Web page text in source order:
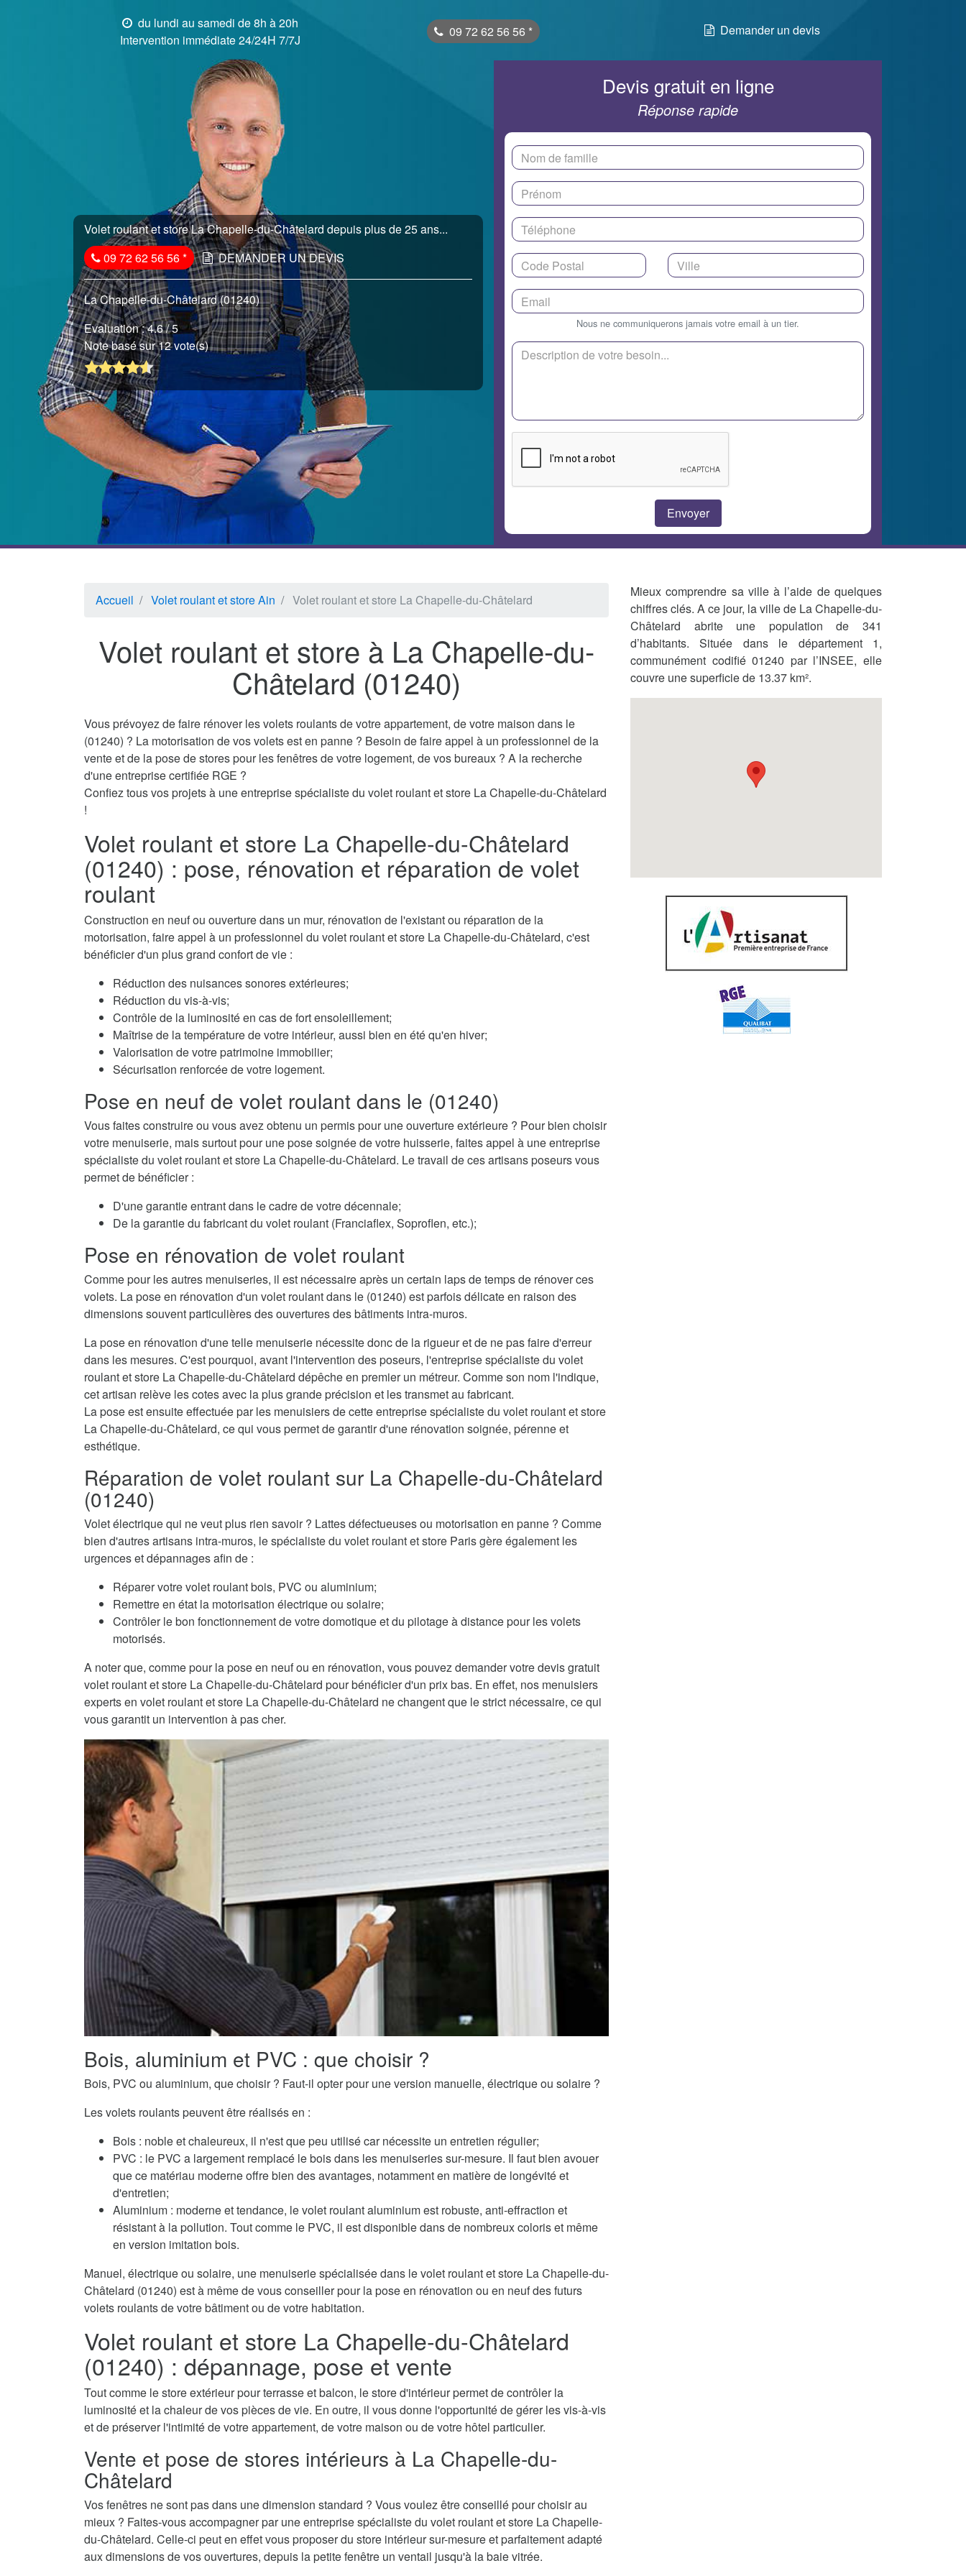
du lundi au samedi de 8h à 20h
Intervention immédiate 24/24H 7/7J
09 72 62 56 56 * Demander un devis
Volet roulant et store La Chapelle-du-Châtelard depuis plus de 25 ans...
09 72 62 56 56* DEMANDER UN DEVIS
La Chapelle-du-Châtelard (01240)
Evaluation :4.6/ 5
Note basé sur 12 vote(s)
Devis gratuit en ligne
Réponse rapide
Nous ne communiquerons jamais votre email à un tier.
Accueil Volet roulant et store Ain Volet roulant et store La Chapelle-du-Châtelard
Volet roulant et store à La Chapelle-du-
Châtelard (01240)
Vous prévoyez de faire rénover les volets roulants de votre appartement, de votre maison dans le
(01240) ? La motorisation de vos volets est en panne ? Besoin de faire appel à un professionnel de la
vente et de la pose de stores pour les fenêtres de votre logement, de vos bureaux ? A la recherche
d'une entreprise certifiée RGE ?
Confiez tous vos projets à une entreprise spécialiste du volet roulant et store La Chapelle-du-Châtelard
!
Volet roulant et store La Chapelle-du-Châtelard
(01240) : pose, rénovation et réparation de volet
roulant
Construction en neuf ou ouverture dans un mur, rénovation de l'existant ou réparation de la
motorisation, faire appel à un professionnel du volet roulant et store La Chapelle-du-Châtelard, c'est
bénéficier d'un plus grand confort de vie :
Réduction des nuisances sonores extérieures;
Réduction du vis-à-vis;
Contrôle de la luminosité en cas de fort ensoleillement;
Maîtrise de la température de votre intérieur, aussi bien en été qu'en hiver;
Valorisation de votre patrimoine immobilier;
Sécurisation renforcée de votre logement.
Pose en neuf de volet roulant dans le (01240)
Vous faites construire ou vous avez obtenu un permis pour une ouverture extérieure ? Pour bien choisir
votre menuiserie, mais surtout pour une pose soignée de votre huisserie, faites appel à une entreprise
spécialiste du volet roulant et store La Chapelle-du-Châtelard. Le travail de ces artisans poseurs vous
permet de bénéficier :
D'une garantie entrant dans le cadre de votre décennale;
De la garantie du fabricant du volet roulant (Franciaflex, Soproflen, etc.);
Pose en rénovation de volet roulant
Comme pour les autres menuiseries, il est nécessaire après un certain laps de temps de rénover ces
volets. La pose en rénovation d'un volet roulant dans le (01240) est parfois délicate en raison des
dimensions souvent particulières des ouvertures des bâtiments intra-muros.
La pose en rénovation d'une telle menuiserie nécessite donc de la rigueur et de ne pas faire d'erreur
dans les mesures. C'est pourquoi, avant l'intervention des poseurs, l'entreprise spécialiste du volet
roulant et store La Chapelle-du-Châtelard dépêche en premier un métreur. Comme son nom l'indique,
cet artisan relève les cotes avec la plus grande précision et les transmet au fabricant.
La pose est ensuite effectuée par les menuisiers de cette entreprise spécialiste du volet roulant et store
La Chapelle-du-Châtelard, ce qui vous permet de garantir d'une rénovation soignée, pérenne et
esthétique.
Réparation de volet roulant sur La Chapelle-du-Châtelard
(01240)
Volet électrique qui ne veut plus rien savoir ? Lattes défectueuses ou motorisation en panne ? Comme
bien d'autres artisans intra-muros, le spécialiste du volet roulant et store Paris gère également les
urgences et dépannages afin de :
Réparer votre volet roulant bois, PVC ou aluminium;
Remettre en état la motorisation électrique ou solaire;
Contrôler le bon fonctionnement de votre domotique et du pilotage à distance pour les volets
motorisés.
A noter que, comme pour la pose en neuf ou en rénovation, vous pouvez demander votre devis gratuit
volet roulant et store La Chapelle-du-Châtelard pour bénéficier d'un prix bas. En effet, nos menuisiers
experts en volet roulant et store La Chapelle-du-Châtelard ne changent que le strict nécessaire, ce qui
vous garantit un intervention à pas cher.
Bois, aluminium et PVC : que choisir ?
Bois, PVC ou aluminium, que choisir ? Faut-il opter pour une version manuelle, électrique ou solaire ?
Les volets roulants peuvent être réalisés en :
Bois : noble et chaleureux, il n'est que peu utilisé car nécessite un entretien régulier;
PVC : le PVC a largement remplacé le bois dans les menuiseries sur-mesure. Il faut bien avouer
que ce matériau moderne offre bien des avantages, notamment en matière de longévité et
d'entretien;
Aluminium : moderne et tendance, le volet roulant aluminium est robuste, anti-effraction et
résistant à la pollution. Tout comme le PVC, il est disponible dans de nombreux coloris et même
en version imitation bois.
Manuel, électrique ou solaire, une menuiserie spécialisée dans le volet roulant et store La Chapelle-du-
Châtelard (01240) est à même de vous conseiller pour la pose en rénovation ou en neuf des futurs
volets roulants de votre bâtiment ou de votre habitation.
Volet roulant et store La Chapelle-du-Châtelard
(01240) : dépannage, pose et vente
Tout comme le store extérieur pour terrasse et balcon, le store d'intérieur permet de contrôler la
luminosité et la chaleur de vos pièces de vie. En outre, il vous donne l'opportunité de gérer les vis-à-vis
et de préserver l'intimité de votre appartement, de votre maison ou de votre hôtel particulier.
Vente et pose de stores intérieurs à La Chapelle-du-
Châtelard
Vos fenêtres ne sont pas dans une dimension standard ? Vous voulez être conseillé pour choisir au
mieux ? Faites-vous accompagner par une entreprise spécialiste du volet roulant et store La Chapelle-
du-Châtelard. Celle-ci peut en effet vous proposer du store intérieur sur-mesure et parfaitement adapté
aux dimensions de vos ouvertures, depuis la petite fenêtre un ventail jusqu'à la baie vitrée.
Mieux comprendre sa ville à l’aide de quelques
chiffres clés. A ce jour, la ville de La Chapelle-du-
Châtelard abrite une population de 341
d’habitants. Située dans le département 1,
communément codifié 01240 par l’INSEE, elle
couvre une superficie de 13.37 km².